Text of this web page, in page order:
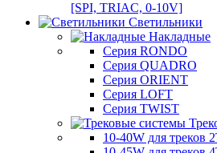
[SPI, TRIAC, 0-10V]
Светильники
Накладные
Серия RONDO
Серия QUADRO
Серия ORIENT
Серия LOFT
Серия TWIST
10-40W для треков